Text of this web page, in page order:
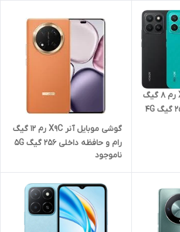
گوشی موبایل آنر X8C رم 8 گیگ
گوشی موبایل آنر X9C رم 12 گیگ
رام و حافظه داخلی 256 گیگ 5G
ناموجود